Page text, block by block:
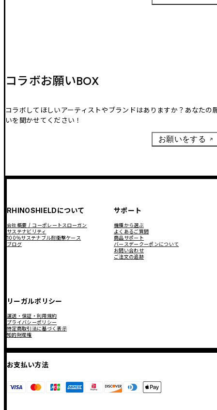
コラボお願いBOX
コラボしてほしいアーティストやブランドはありますか？あなたの
いを聞かせてください！
お願いをする
RHINOSHIELDについて
会社概要 / コーポレートスローガン
サステナビリティ
100％サステナブル耐衝撃ケース
ブログ
サポート
機種から選ぶ
よくあるご質問
商品サポート
バースデークーポンについて
お問い合わせ
ご注文の追跡
リーガルポリシー
運送・保証・利用規約
プライバシーポリシー
特定商取引法に基づく表示
知的財産権
お支払い方法